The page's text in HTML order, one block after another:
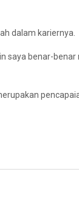
dalam kariernya.
saya benar-benar